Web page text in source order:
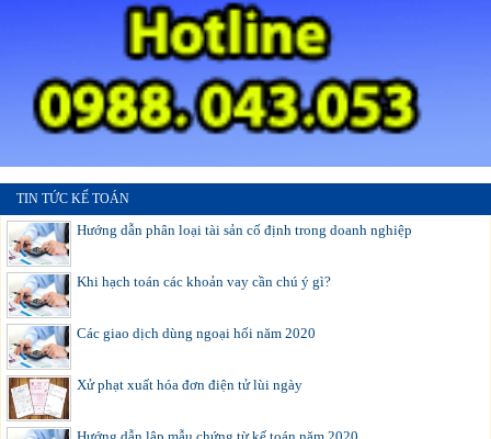
TIN TỨC KẾ TOÁN
Hướng dẫn phân loại tài sản cố định trong doanh nghiệp
Khi hạch toán các khoản vay cần chú ý gì?
Các giao dịch dùng ngoại hối năm 2020
Xử phạt xuất hóa đơn điện tử lùi ngày